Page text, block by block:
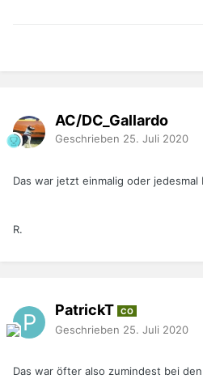
AC/DC_Gallardo
Geschrieben 25. Juli 2020
Das war jetzt einmalig oder jedesmal
R.
PatrickT CO
Geschrieben 25. Juli 2020
Das war öfter also zumindest bei